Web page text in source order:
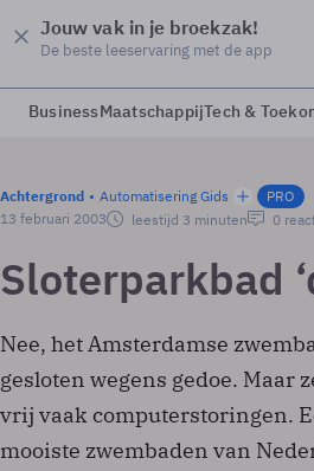
Jouw vak in je broekzak!
De beste leeservaring met de app
BusinessMaatschappijTech &
Achtergrond Automatisering Gids
PRO
13 februari 2003
leestijd 3 minuten 0
Sloterparkbad
Nee, het Amsterdamse
gesloten wegens gedoe. Maar
vrij vaak computerstoringen.
mooiste zwembaden van